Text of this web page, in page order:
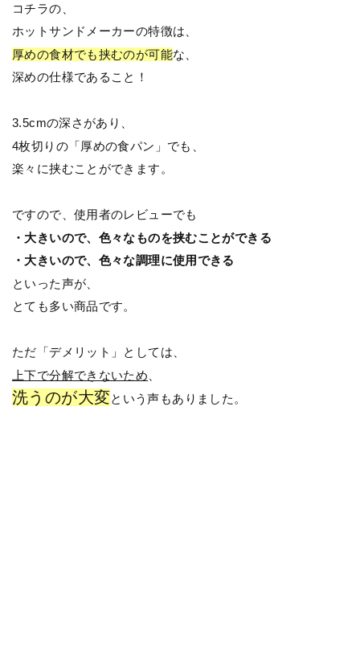
コチラの、
ホットサンドメーカーの特徴は、
厚めの食材でも挟むのが可能な、
深めの仕様であること！
3.5cmの深さがあり、
4枚切りの「厚めの食パン」でも、
楽々に挟むことができます。
ですので、使用者のレビューでも
・大きいので、色々なものを挟むことができる
・大きいので、色々な調理に使用できる
といった声が、
とても多い商品です。
ただ「デメリット」としては、
上下で分解できないため
洗うのが大変という声もありました。